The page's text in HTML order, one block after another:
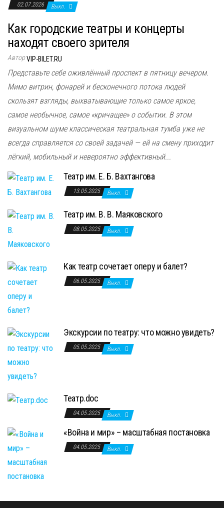
02.07.2026 Выкл.
Как городские театры и концерты
находят своего зрителя
АвторVIP-BILET.RU
Представьте себе оживлённый проспект в пятницу вечером.
Мимо витрин, фонарей и бесконечного потока людей
скользят взгляды, выхватывающие только самое яркое,
самое необычное, самое «кричащее» о событии. В этом
визуальном шуме классическая театральная тумба уже не
всегда справляется со своей задачей — ей на смену приходит
лёгкий, мобильный и невероятно эффективный...
Театр им. Е. Б. Вахтангова
13.05.2025 Выкл.
Театр им. В. В. Маяковского
08.05.2025 Выкл.
Как театр сочетает оперу и балет?
06.05.2025 Выкл.
Экскурсии по театру: что можно увидеть?
05.05.2025 Выкл.
Театр.doc
04.05.2025 Выкл.
«Война и мир» – масштабная постановка
04.05.2025 Выкл.